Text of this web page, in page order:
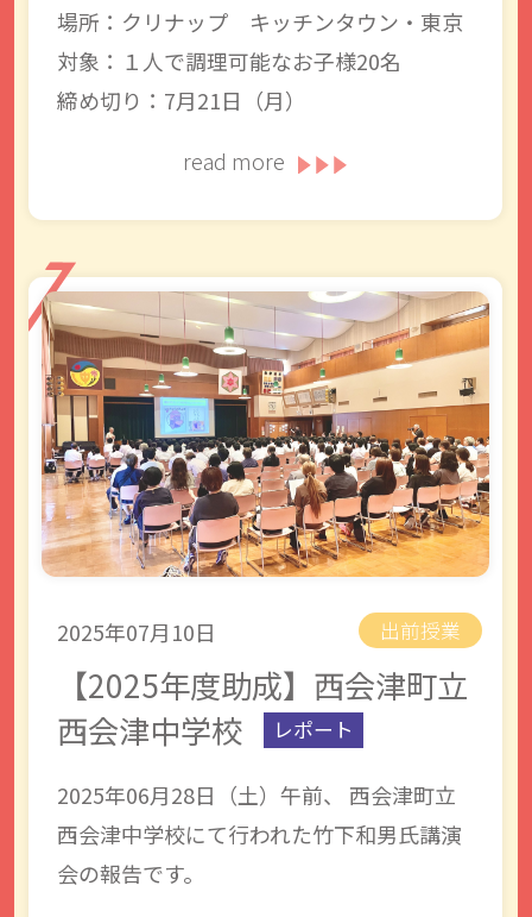
場所：クリナップ キッチンタウン・東京
対象：１人で調理可能なお子様20名
締め切り：7月21日（月）
read more
2025年07月10日 出前授業
【2025年度助成】西会津町立
西会津中学校
レポート
2025年06月28日（土）午前、 西会津町立
西会津中学校にて行われた竹下和男氏講演
会の報告です。